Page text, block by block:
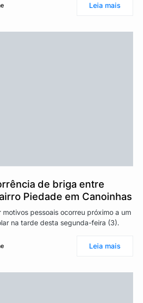
Leia mais
de briga entre
Piedade em Canoinhas
motivos pessoais ocorreu próximo a um
na tarde desta segunda-feira (3).
Leia mais